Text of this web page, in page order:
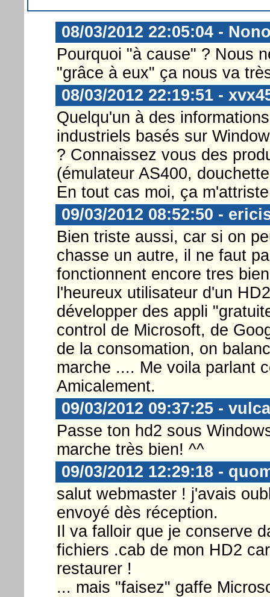
08/03/2012 22:05:04 -
Pourquoi "à cause" ? Nous
"grâce à eux" ça nous va
08/03/2012 22:19:51 -
Quelqu'un à des
industriels basés sur
? Connaissez vous des
(émulateur AS400,
En tout cas moi, ça
09/03/2012 08:52:50 -
Bien triste aussi, car si on
chasse un autre, il ne faut
fonctionnent encore tres
l'heureux utilisateur d'un
développer des appli
control de Microsoft, de
de la consomation, on
marche .... Me voila parlant
Amicalement.
09/03/2012 09:37:25 -
Passe ton hd2 sous
marche très bien! ^^
09/03/2012 12:29:18 -
salut webmaster ! j'avais
envoyé dès réception.
Il va falloir que je conserve
fichiers .cab de mon HD2
restaurer !
... mais "faisez" gaffe